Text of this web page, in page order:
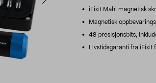
iFixit Mahi magnetisk
Magnetisk
48 presisjonsbits,
Livstidsgaranti fra iFixit